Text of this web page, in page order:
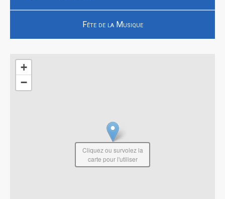
Fête de la Musique
+
−
Cliquez ou survolez la
carte pour l'utiliser